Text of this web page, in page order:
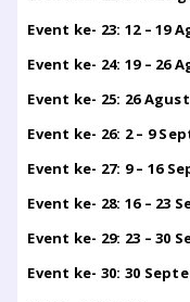
Event ke- 23: 12 – 19
Event ke- 24: 19 – 26
Event ke- 25: 26
Event ke- 26: 2 – 9
Event ke- 27: 9 – 16
Event ke- 28: 16 – 23
Event ke- 29: 23 – 30
Event ke- 30: 30